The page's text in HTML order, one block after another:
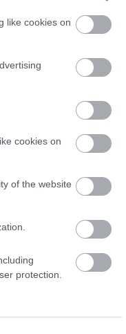
like cookies on
cookies on
of the website
protection.
nagyobb bajban a
Kigördült a gyárból
utolsó Boeing
Jet
2023. feb. 1.